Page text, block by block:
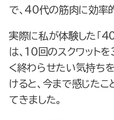
で、40代の筋肉に効率
実際に私が体験した「
は、10回のスクワット
く終わらせたい気持ち
けると、今まで感じた
てきました。